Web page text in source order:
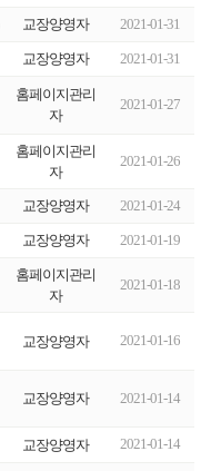
교장양영자 2021-01-31
교장양영자 2021-01-31
홈페이지관리
자
2021-01-27
홈페이지관리
자
2021-01-26
교장양영자 2021-01-24
교장양영자 2021-01-19
홈페이지관리
자
2021-01-18
교장양영자 2021-01-16
교장양영자 2021-01-14
교장양영자 2021-01-14